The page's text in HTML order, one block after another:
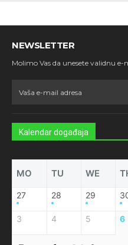
NEWSLETTER
Molimo Vas da unesete validnu e-
Kalendar događaja
MO TU WE
27 28 29
3 4 5 6